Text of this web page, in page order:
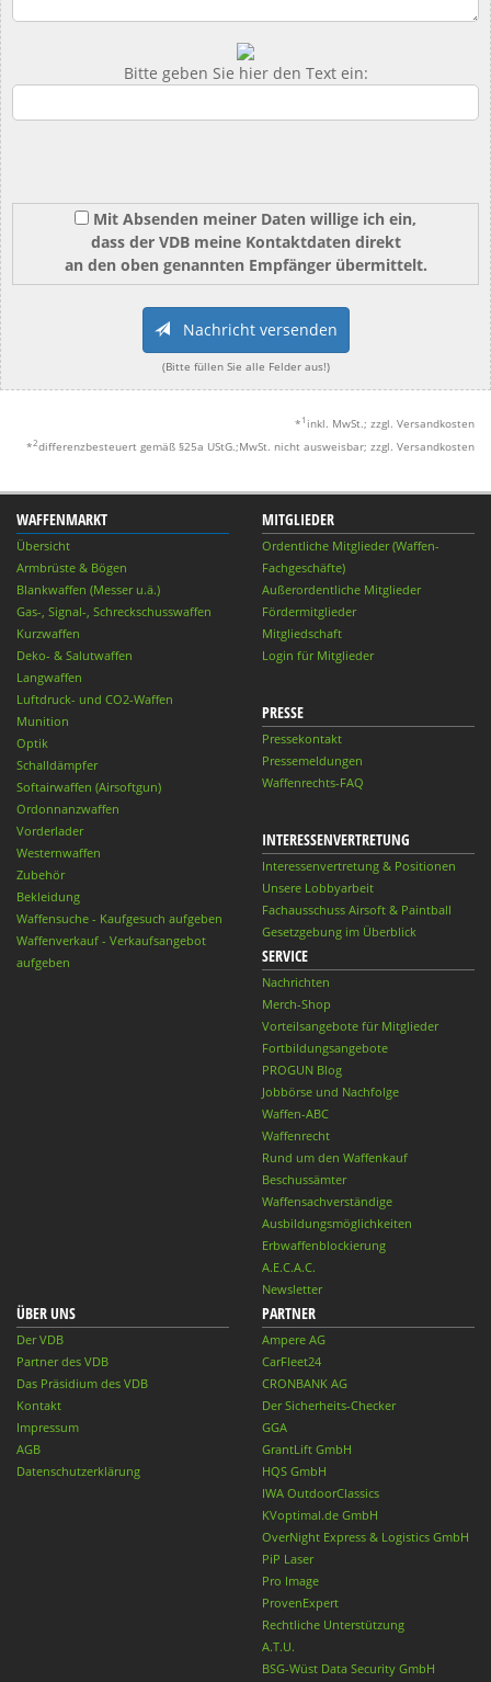
Bitte geben Sie hier den Text ein:
Mit Absenden meiner Daten willige ich ein,
dass der VDB meine Kontaktdaten direkt
an den oben genannten Empfänger übermittelt.
Nachricht versenden
(Bitte füllen Sie alle Felder aus!)
* 1 inkl. MwSt.; zzgl. Versandkosten
*2differenzbesteuert gemäß §25a UStG.;MwSt. nicht ausweisbar; zzgl. Versandkosten
WAFFENMARKT
Übersicht
Armbrüste & Bögen
Blankwaffen (Messer u.ä.)
Gas-, Signal-, Schreckschusswaffen
Kurzwaffen
Deko- & Salutwaffen
Langwaffen
Luftdruck- und CO2-Waffen
Munition
Optik
Schalldämpfer
Softairwaffen (Airsoftgun)
Ordonnanzwaffen
Vorderlader
Westernwaffen
Zubehör
Bekleidung
Waffensuche - Kaufgesuch aufgeben
Waffenverkauf - Verkaufsangebot
aufgeben
MITGLIEDER
Ordentliche Mitglieder (Waffen-
Fachgeschäfte)
Außerordentliche Mitglieder
Fördermitglieder
Mitgliedschaft
Login für Mitglieder
PRESSE
Pressekontakt
Pressemeldungen
Waffenrechts-FAQ
INTERESSENVERTRETUNG
Interessenvertretung & Positionen
Unsere Lobbyarbeit
Fachausschuss Airsoft & Paintball
Gesetzgebung im Überblick
SERVICE
Nachrichten
Merch-Shop
Vorteilsangebote für Mitglieder
Fortbildungsangebote
PROGUN Blog
Jobbörse und Nachfolge
Waffen-ABC
Waffenrecht
Rund um den Waffenkauf
Beschussämter
Waffensachverständige
Ausbildungsmöglichkeiten
Erbwaffenblockierung
A.E.C.A.C.
Newsletter
ÜBER UNS
Der VDB
Partner des VDB
Das Präsidium des VDB
Kontakt
Impressum
AGB
Datenschutzerklärung
PARTNER
Ampere AG
CarFleet24
CRONBANK AG
Der Sicherheits-Checker
GGA
GrantLift GmbH
HQS GmbH
IWA OutdoorClassics
KVoptimal.de GmbH
OverNight Express & Logistics GmbH
PiP Laser
Pro Image
ProvenExpert
Rechtliche Unterstützung
A.T.U.
BSG-Wüst Data Security GmbH